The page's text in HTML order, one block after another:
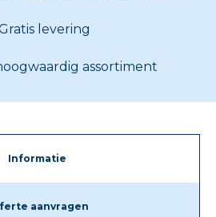
levering
assortiment
Informatie
aanvragen